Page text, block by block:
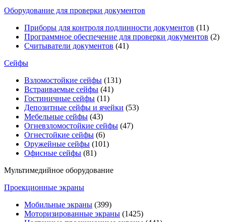
Оборудование для проверки документов
Приборы для контроля подлинности документов (11)
Программное обеспечение для проверки документов (2)
Считыватели документов (41)
Сейфы
Взломостойкие сейфы (131)
Встраиваемые сейфы (41)
Гостиничные сейфы (11)
Депозитные сейфы и ячейки (53)
Мебельные сейфы (43)
Огневзломостойкие сейфы (47)
Огнестойкие сейфы (6)
Оружейные сейфы (101)
Офисные сейфы (81)
Мультимедийное оборудование
Проекционные экраны
Мобильные экраны (399)
Моторизированные экраны (1425)